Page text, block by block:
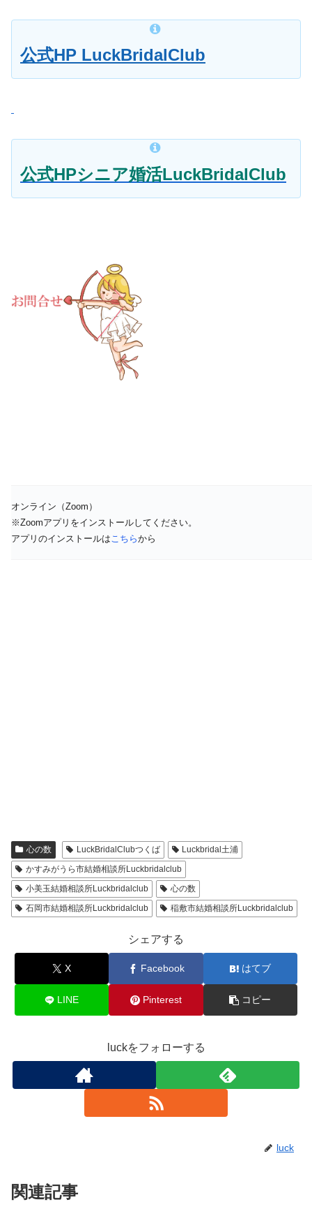
公式HP LuckBridalClub
公式HPシニア婚活LuckBridalClub
オンライン（Zoom）
※Zoomアプリをインストールしてください。
アプリのインストールはこちらから
心の数 LuckBridalClubつくば
Luckbridal土浦
かすみがうら市結婚相談所Luckbridalclub
小美玉結婚相談所Luckbridalclub
心の数
石岡市結婚相談所Luckbridalclub
稲敷市結婚相談所Luckbridalclub
シェアする
X Facebook はてブ
LINE Pinterest コピー
luckをフォローする
luck
関連記事